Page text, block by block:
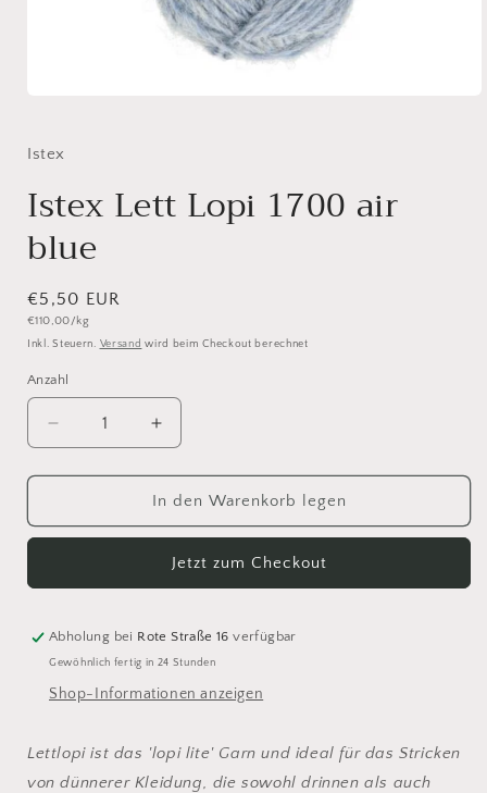
Modal
Istex
Istex Lett Lopi 1700 air
blue
Normaler
Preis
€5,50 EUR
Grundpreis
€110,00/kg
Inkl. Steuern. Versand wird beim Checkout berechnet
Anzahl
Anzahl
Verringere
die
Menge
Istex
1700
blue
Erhöhe
die
Menge
für
Istex
Lopi
1700
blue
In den Warenkorb legen
Jetzt zum Checkout
Abholung bei Rote Straße 16 verfügbar
Gewöhnlich fertig in 24 Stunden
Shop-Informationen anzeigen
Lettlopi ist das 'lopi lite' Garn und ideal für das Stricken
von dünnerer Kleidung, die sowohl drinnen als auch